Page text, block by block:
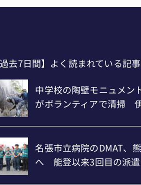
過去7日間】よく読まれている記事